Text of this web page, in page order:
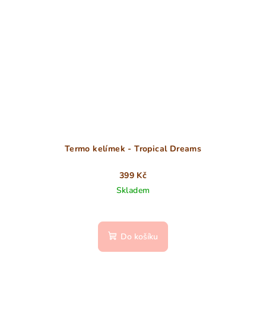
Termo kelímek - Tropical Dreams
399 Kč
Skladem
Do košíku